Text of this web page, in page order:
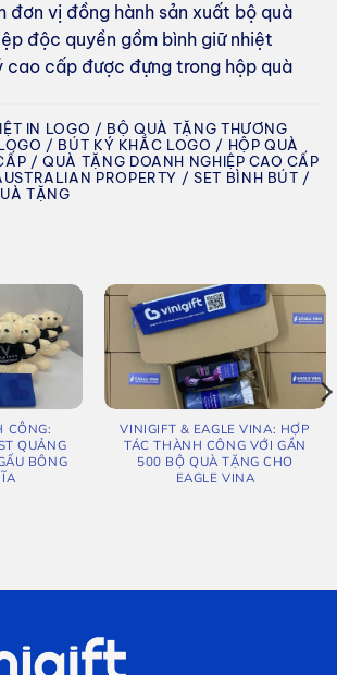
đơn vị đồng hành sản xuất bộ quà
độc quyền gồm bình giữ nhiệt
cao cấp được đựng trong hộp quà
IN LOGO / BỘ QUÀ TẶNG THƯƠNG
/ BÚT KÝ KHẮC LOGO / HỘP QUÀ
/ QUÀ TẶNG DOANH NGHIỆP CAO CẤP
PROPERTY / SET BÌNH BÚT /
TẶNG
CÔNG:
QUẢNG
BÔNG
VINIGIFT & EAGLE VINA: HỢP
TÁC THÀNH CÔNG VỚI GẦN
500 BỘ QUÀ TẶNG CHO
EAGLE VINA